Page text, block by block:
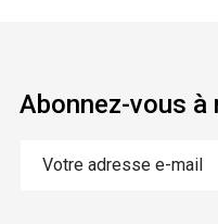
Abonnez-vous